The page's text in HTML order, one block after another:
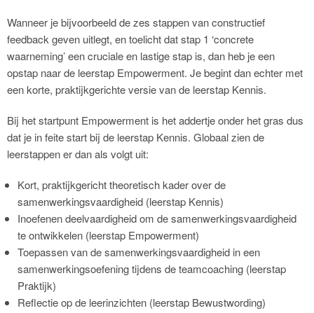
Wanneer je bijvoorbeeld de zes stappen van constructief
feedback geven uitlegt, en toelicht dat stap 1 ‘concrete
waarneming’ een cruciale en lastige stap is, dan heb je een
opstap naar de leerstap Empowerment. Je begint dan echter met
een korte, praktijkgerichte versie van de leerstap Kennis.
Bij het startpunt Empowerment is het addertje onder het gras dus
dat je in feite start bij de leerstap Kennis. Globaal zien de
leerstappen er dan als volgt uit:
Kort, praktijkgericht theoretisch kader over de
samenwerkingsvaardigheid (leerstap Kennis)
Inoefenen deelvaardigheid om de samenwerkingsvaardigheid
te ontwikkelen (leerstap Empowerment)
Toepassen van de samenwerkingsvaardigheid in een
samenwerkingsoefening tijdens de teamcoaching (leerstap
Praktijk)
Reflectie op de leerinzichten (leerstap Bewustwording)